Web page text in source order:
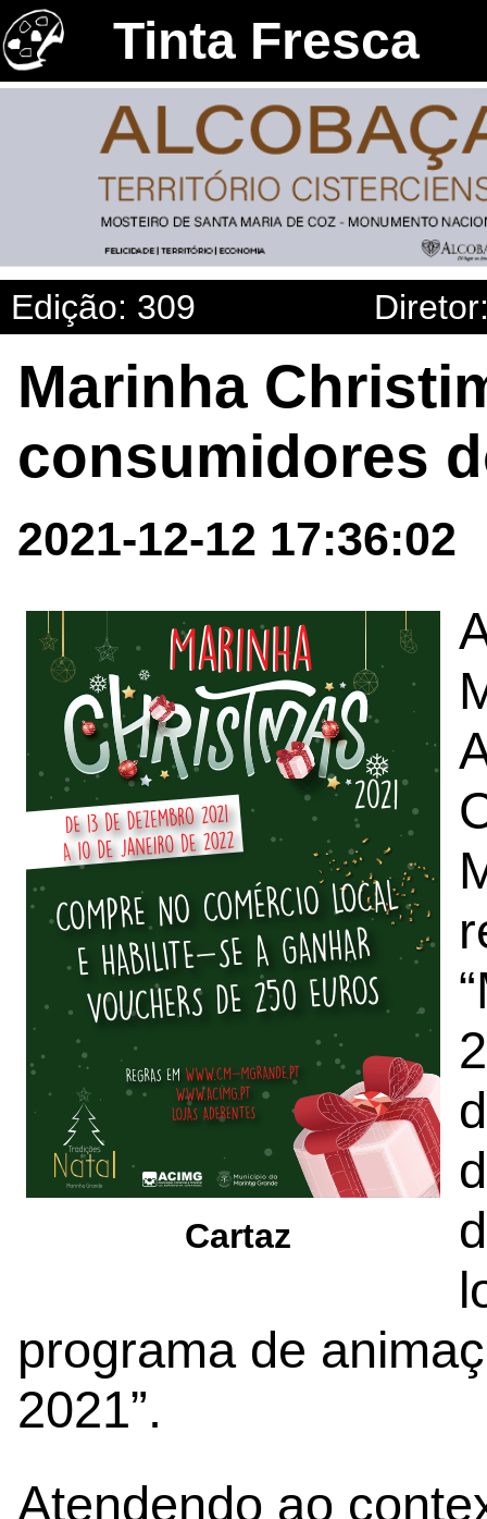
Tinta Fresca
Edição: 309
Marinha
consumidores
2021-12-12 17:36:02
Cartaz
programa de
2021”.
Atendendo ao